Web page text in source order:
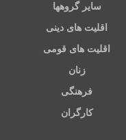
سایر گروهها
اقلیت های دینی
اقلیت های قومی
زنان
فرهنگی
کارگران